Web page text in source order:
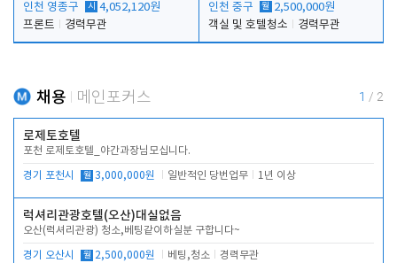
인천 영종구 시 4,052,120원
프론트
경력무관
인천 중구 월 2,500,000원
객실 및 호텔청소
경력무관
채용 메인포커스 1 / 2
로제토호텔
포천 로제토호텔_야간과장님모십니다.
경기 포천시 월 3,000,000원 일반적인 당번업무 1년 이상
럭셔리관광호텔(오산)대실없음
오산(럭셔리관광) 청소,베팅같이하실분 구합니다~
경기 오산시 월 2,500,000원 베팅,청소 경력무관